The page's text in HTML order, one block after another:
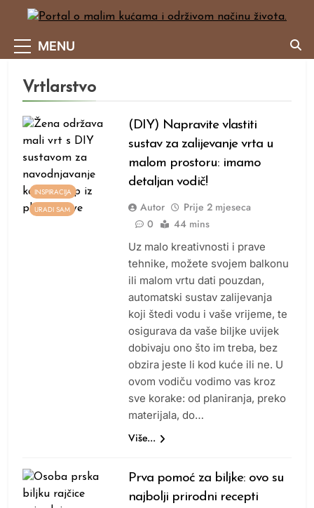
content Portal O Malim Kućama I Održivom Načinu Života.
MENU
Vrtlarstvo
INSPIRACIJA
URADI SAM
(DIY) Napravite vlastiti
sustav za zalijevanje vrta u
malom prostoru: imamo
detaljan vodič!
Autor Prije 2 mjeseca
0
44 mins
Uz malo kreativnosti i prave
tehnike, možete svojem balkonu
ili malom vrtu dati pouzdan,
automatski sustav zalijevanja
koji štedi vodu i vaše vrijeme, te
osigurava da vaše biljke uvijek
dobivaju ono što im treba, bez
obzira jeste li kod kuće ili ne. U
ovom vodiču vodimo vas kroz
sve korake: od planiranja, preko
materijala, do…
Više...
Prva pomoć za biljke: ovo su
najbolji prirodni recepti